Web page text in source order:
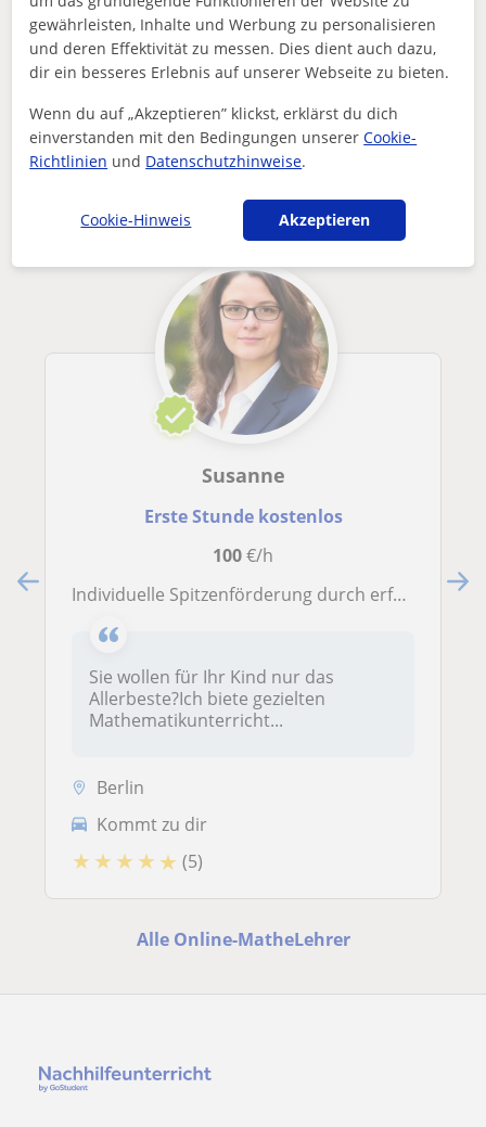
Enthält dieses Profil einen Fehler?Melden
Patient Math and Science Tutor Helping Students Build Strong...
Andere Online-MatheLehrer die dich
Susanne
Erste Stunde kostenlos
100€/h
Individuelle Spitzenförderung durch erfahrene Gymnasiallehrerin
Sie wollen für Ihr Kind nur das
Allerbeste?Ich biete gezielten
Mathematikunterricht...
Berlin
Kommt zu dir
★ ★ ★ ★ ★ (5)
Alle Online-MatheLehrer
gewährleisten, Inhalte und Werbung zu personalisieren
und deren Effektivität zu messen. Dies dient auch dazu,
dir ein besseres Erlebnis auf unserer Webseite zu bieten.
Wenn du auf „Akzeptieren” klickst, erklärst du dich
einverstanden mit den Bedingungen unsererCookie-
Richtlinien und Datenschutzhinweise.
Cookie-Hinweis Akzeptieren